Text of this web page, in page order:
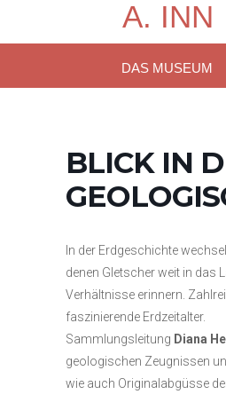
DAS MUSEUM
BLICK IN
In der Erdgeschichte
denen Gletscher weit in das
Verhältnisse erinnern.
faszinierende Erdzeitalter.
Sammlungsleitung Diana
geologischen Zeugnissen
wie auch Originalabgüsse